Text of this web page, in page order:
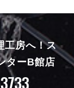
工房へ！ス
ターB館店